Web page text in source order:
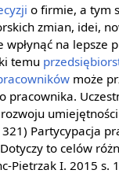
o firmie, a tym
zmian, idei,
na lepsze
temu
może
pracownika.
Partycypacja
to celów
Pietrzak I. 2015 s.